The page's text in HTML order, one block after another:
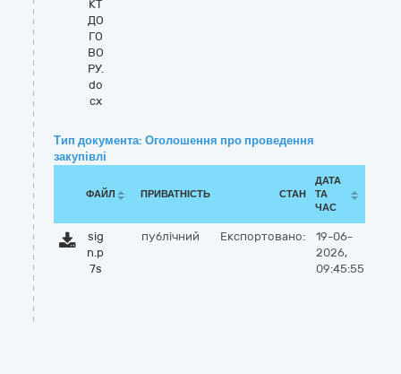
КТ
ДО
ГО
ВО
РУ.
do
cx
Тип документа: Оголошення про проведення
закупівлі
ФАЙЛ ПРИВАТНІСТЬ СТАН
ДАТА
ТА
ЧАС
sig
n.p
7s
публічний Експортовано:
19-06-
2026,
09:45:55